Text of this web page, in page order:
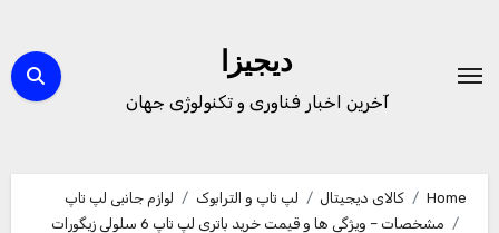
content
دیجیزا
آخرین اخبار فناوری و تکنولوژی جهان
Home کالای دیجیتال لپ تاپ و الترابوک
لوازم جانبی لپ تاپ
مشخصات – ویژگی ها و قیمت خرید باتری لپ تاپ 6 سلولی زیگورات